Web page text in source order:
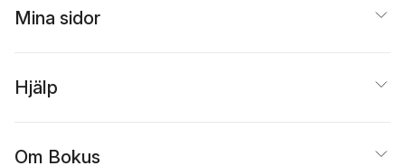
Mina sidor
Hjälp
Om Bokus